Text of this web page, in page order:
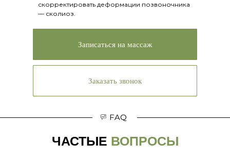
скорректировать деформации позвоночника
— сколиоз.
Заказать звонок
Записаться на массаж
ЧАСТЫЕ ВОПРОСЫ
FAQ